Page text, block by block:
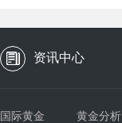
资讯中心
国际黄金 黄金分析